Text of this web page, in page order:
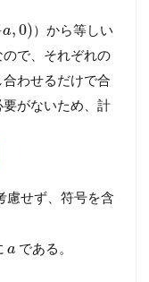
a,0)）から等しい
で、それぞれの
わせるだけで合
がないため、計
慮せず、符号を含
a である。